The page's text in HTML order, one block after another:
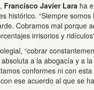
Francisco Javier Lara ha
histórico. “Siempre
Cobramos mal porque
irrisorios y
“cobrar
a la abogacía y a
conformes ni con
ese acuerdo al que se